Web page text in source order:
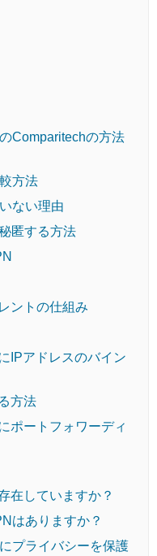
Comparitechの方法
方法
ない理由
匿する方法
ントの仕組み
IPアドレスのバイン
方法
ポートフォワーディ
在していますか？
はありますか？
プライバシーを保護